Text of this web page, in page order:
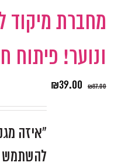
מחברת מיקוד
ונוער! פיתוח
₪87.00
₪39.00
"איזה